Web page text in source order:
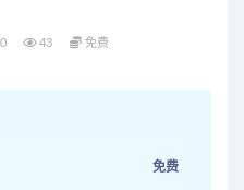
0 43 免费
免费